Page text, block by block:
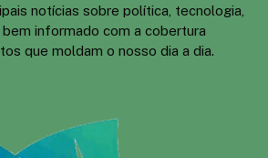
notícias sobre política, tecnologia,
informado com a cobertura
que moldam o nosso dia a dia.